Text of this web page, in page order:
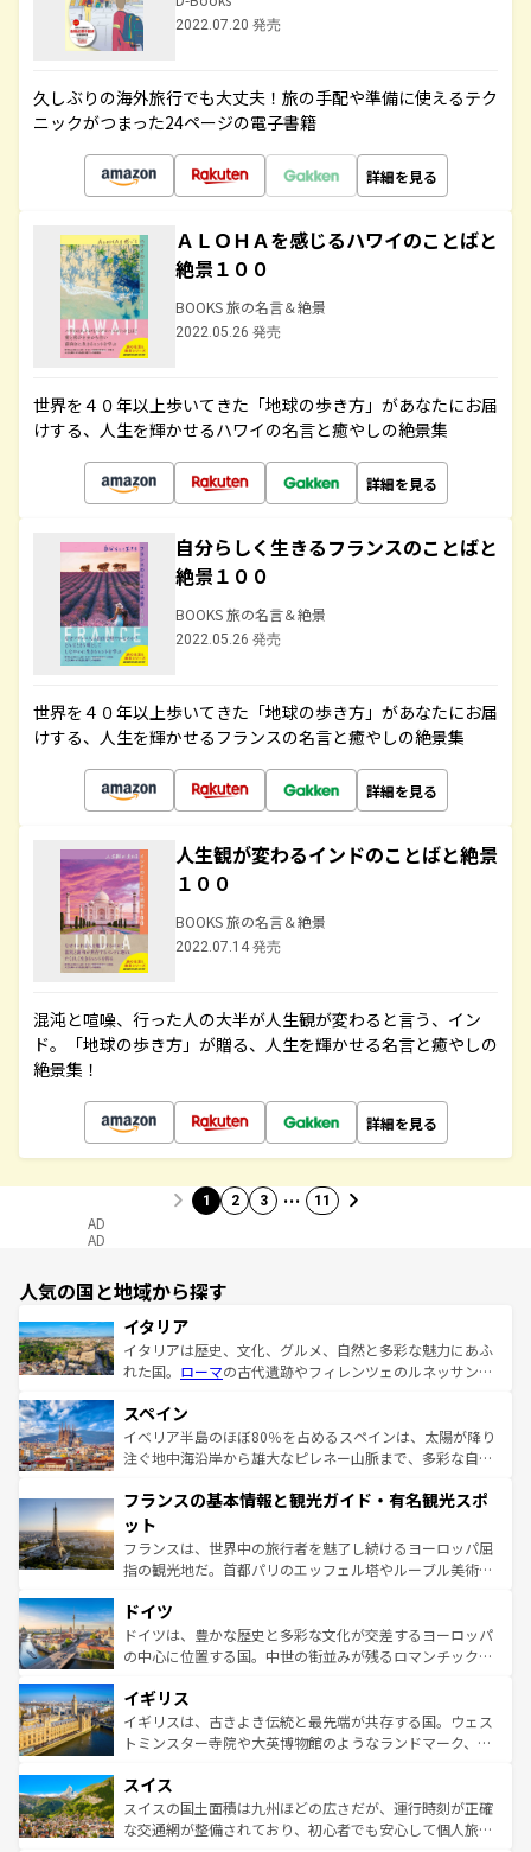
2022.07.20 発売
久しぶりの海外旅行でも大丈夫！旅の手配や準備に使えるテク
ニックがつまった24ページの電子書籍
詳細を見る
ＡＬＯＨＡを感じるハワイのことばと
絶景１００
BOOKS 旅の名言＆絶景
2022.05.26 発売
世界を４０年以上歩いてきた「地球の歩き方」があなたにお届
けする、人生を輝かせるハワイの名言と癒やしの絶景集
詳細を見る
自分らしく生きるフランスのことばと
絶景１００
BOOKS 旅の名言＆絶景
2022.05.26 発売
世界を４０年以上歩いてきた「地球の歩き方」があなたにお届
けする、人生を輝かせるフランスの名言と癒やしの絶景集
詳細を見る
人生観が変わるインドのことばと絶景
１００
BOOKS 旅の名言＆絶景
2022.07.14 発売
混沌と喧噪、行った人の大半が人生観が変わると言う、イン
ド。「地球の歩き方」が贈る、人生を輝かせる名言と癒やしの
絶景集！
詳細を見る
1 2 3 … 11
AD
AD
人気の国と地域から探す
イタリア
イタリアは歴史、文化、グルメ、自然と多彩な魅力にあふ
れた国。 ローマの古代遺跡やフィレンツェのルネッサンス
ろん、トスカーナの美しい田園風景やアマルフィ海岸の絶
景など、自然景観も見逃せない。観光の合間には、本場の
ピザやパスタなど、絶品のイタリア料理を堪能することも
ませてくれるイタリアで、忘れられない旅をしてみよう！
なお、新着のイタリア情報は
しい。
スペイン
イベリア半島のほぼ80％を占めるスペインは、太陽が降り
注ぐ地中海沿岸から雄大なピレネー山脈まで、多彩な自然
文化が根付くこの国では、情熱的なフラメンコ、熱気あふ
れる闘牛、そして美味しいタパスが生活の一部となってい
る。首都マドリードの洗練された雰囲気や、バルセロナの
アートに溢れた街角から、地方では古代ローマ遺跡や中世
せる。地方によって風土や気候が異なるスペインはその個
性で訪れる人を魅了する。 なお、新着のスペイン情報は コ
ンテンツ一覧を参照してほしい。
フランスの基本情報と観光ガイド・有名観光スポ
ット
フランスは、世界中の旅行者を魅了し続けるヨーロッパ屈
指の観光地だ。首都パリのエッフェル塔やルーブル美術館
で、幅広い魅力が詰まっている。華麗な宮殿、歴史的な大
聖堂、美しいビーチ、そして豊かな自然が、訪れる者を心
から魅了する。また、フランスは美食の国としても知ら
いる。シャンパンの発祥地であるランス、プロヴァンスの
香り高いラベンダー畑など、多彩な楽しみ方が可能だ。さ
らに、パリ以外の地域にも魅力が溢れており、どの街角に
れる地方に足を運ぶとそれぞれで全く異なる文化を体験で
きるだろう。 なお、新着のフランス情報はコンテンツ一覧
を参照してほしい。
ドイツ
ドイツは、豊かな歴史と多彩な文化が交差するヨーロッパ
の中心に位置する国。中世の街並みが残るロマンチック街
顔を持つこの国は、どこを歩いても飽きることがない。ベ
ルリンの文化的活気、バイエルン州のアルプスの絶景、そ
してライン川沿いのワイン畑といった風景は必見。ビール
は、お酒好きな人にはぜひ体験してほしい。 なお、新着の
ドイツ情報はコンテンツ一覧を参照してほしい。
イギリス
イギリスは、古きよき伝統と最先端が共存する国。ウェス
トミンスター寺院や大英博物館のようなランドマーク、歴
リアごとに異なる魅力がある。また、優雅なアフタヌーン
ティー、ビール好きにはたまらない英国パブ、サッカー観
戦など、本場だからこそできる体験も豊富。イギリスを旅
スイス
スイスの国土面積は九州ほどの広さだが、運行時刻が正確
な交通網が整備されており、初心者でも安心して個人旅行